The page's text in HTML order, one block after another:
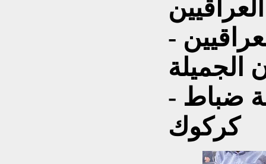
العراقيين
- عضو رابطة المبدعين العراقيين
الجميلة
- وحاليا مدير اعلام منظمة ضباط
كركوك